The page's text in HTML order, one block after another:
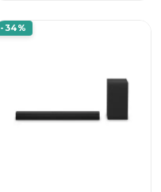
-34%